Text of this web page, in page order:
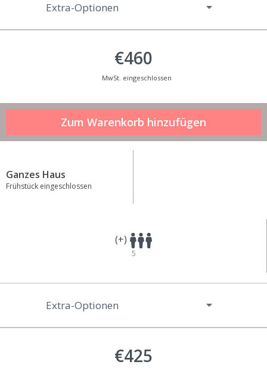
Extra-Optionen
€460
MwSt. eingeschlossen
Ganzes Haus
Frühstück eingeschlossen
(+)
5
Extra-Optionen
€425